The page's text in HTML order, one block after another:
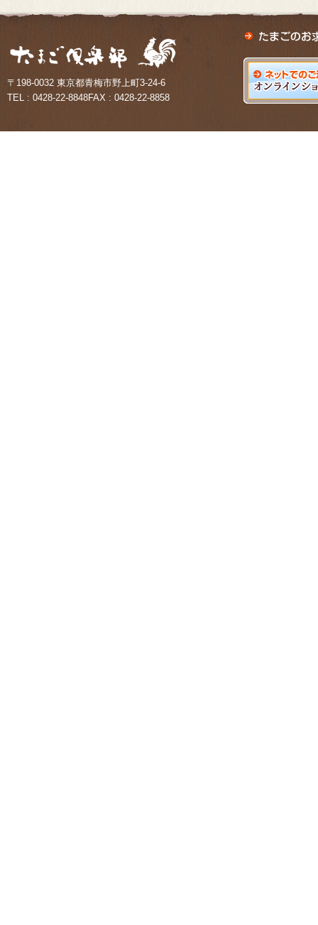
〒198-0032 東京都青梅市野上町3-24-6
TEL : 0428-22-8848FAX : 0428-22-8858